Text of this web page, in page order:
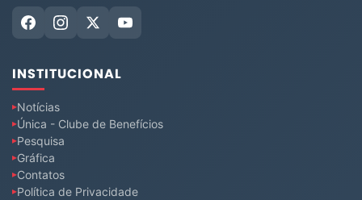
INSTITUCIONAL
Notícias
Única - Clube de Benefícios
Pesquisa
Gráfica
Contatos
Política de Privacidade